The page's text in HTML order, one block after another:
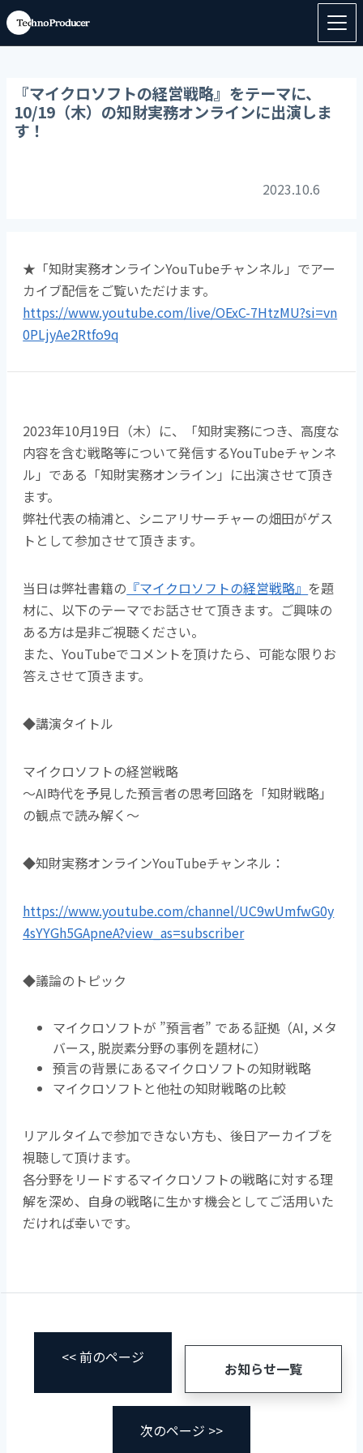
『マイクロソフトの経営戦略』をテーマに、
10/19（木）の知財実務オンラインに出演しま
す！
2023.10.6
★「知財実務オンラインYouTubeチャンネル」でアー
カイブ配信をご覧いただけます。
https://www.youtube.com/live/OExC-7HtzMU?si=vn
0PLjyAe2Rtfo9q
2023年10月19日（木）に、「知財実務につき、高度な
内容を含む戦略等について発信するYouTubeチャンネ
ル」である「知財実務オンライン」に出演させて頂き
ます。
弊社代表の楠浦と、シニアリサーチャーの畑田がゲス
トとして参加させて頂きます。
当日は弊社書籍の 『マイクロソフトの経営戦略』 を題
材に、以下のテーマでお話させて頂きます。ご興味の
ある方は是非ご視聴ください。
また、YouTubeでコメントを頂けたら、可能な限りお
答えさせて頂きます。
◆講演タイトル
マイクロソフトの経営戦略
～AI時代を予見した預言者の思考回路を「知財戦略」
の観点で読み解く～
◆知財実務オンラインYouTubeチャンネル：
https://www.youtube.com/channel/UC9wUmfwG0y
4sYYGh5GApneA?view_as=subscriber
◆議論のトピック
マイクロソフトが ”預言者” である証拠（AI, メタ
バース, 脱炭素分野の事例を題材に）
預言の背景にあるマイクロソフトの知財戦略
マイクロソフトと他社の知財戦略の比較
リアルタイムで参加できない方も、後日アーカイブを
視聴して頂けます。
各分野をリードするマイクロソフトの戦略に対する理
解を深め、自身の戦略に生かす機会としてご活用いた
だければ幸いです。
<< 前のページ
お知らせ一覧
次のページ >>